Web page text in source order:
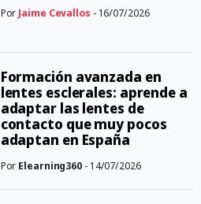
Por Jaime Cevallos - 16/07/2026
Formación avanzada en
lentes esclerales: aprende a
adaptar las lentes de
contacto que muy pocos
adaptan en España
Por Elearning360 - 14/07/2026